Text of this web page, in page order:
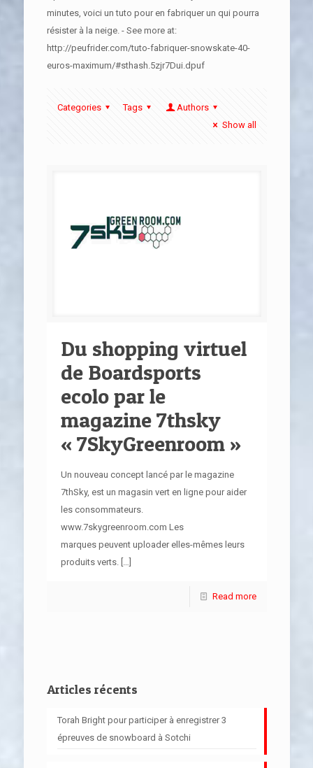
minutes, voici un tuto pour en fabriquer un qui pourra
résister à la neige. - See more at:
http://peufrider.com/tuto-fabriquer-snowskate-40-
euros-maximum/#sthash.5zjr7Dui.dpuf
Categories Tags
Authors
Show all
Du shopping virtuel
de Boardsports
ecolo par le
magazine 7thsky
« 7SkyGreenroom »
Un nouveau concept lancé par le magazine
7thSky, est un magasin vert en ligne pour aider
les consommateurs.
www.7skygreenroom.com Les
marques peuvent uploader elles-mêmes leurs
produits verts.[…]
Read more
Articles récents
Torah Bright pour participer à enregistrer 3
épreuves de snowboard à Sotchi